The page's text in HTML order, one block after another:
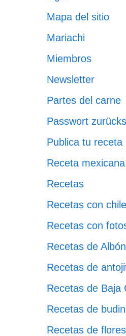
Mapa del sitio
Mariachi
Miembros
Newsletter
Partes del carne
Passwort
Publica tu receta
Receta mexicana
Recetas
Recetas con chile
Recetas con
Recetas de
Recetas de
Recetas de Baja
Recetas de
Recetas de flores